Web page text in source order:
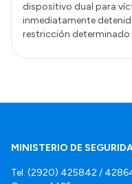
dispositivo dual para
inmediatamente
restricción determinado
MINISTERIO DE
Tel. (2920) 425842 /